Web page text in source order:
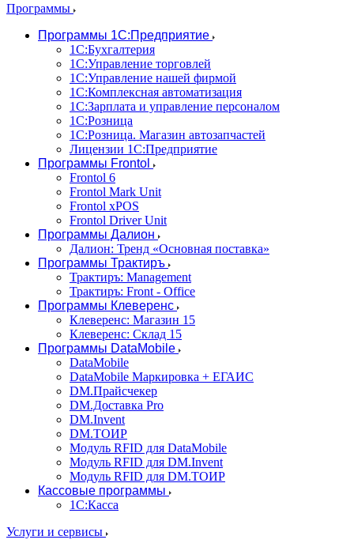
Программы
Программы 1С:Предприятие
1С:Бухгалтерия
1С:Управление торговлей
1С:Управление нашей фирмой
1С:Комплексная автоматизация
1С:Зарплата и управление персоналом
1С:Розница
1С:Розница. Магазин автозапчастей
Лицензии 1С:Предприятие
Программы Frontol
Frontol 6
Frontol Mark Unit
Frontol xPOS
Frontol Driver Unit
Программы Далион
Далион: Тренд «Основная поставка»
Программы Трактиръ
Трактиръ: Management
Трактиръ: Front - Office
Программы Клеверенс
Клеверенс: Магазин 15
Клеверенс: Склад 15
Программы DataMobile
DataMobile
DataMobile Маркировка + ЕГАИС
DM.Прайсчекер
DM.Доставка Pro
DM.Invent
DM.ТОИР
Модуль RFID для DataMobile
Модуль RFID для DM.Invent
Модуль RFID для DM.ТОИР
Кассовые программы
1С:Касса
Услуги и сервисы